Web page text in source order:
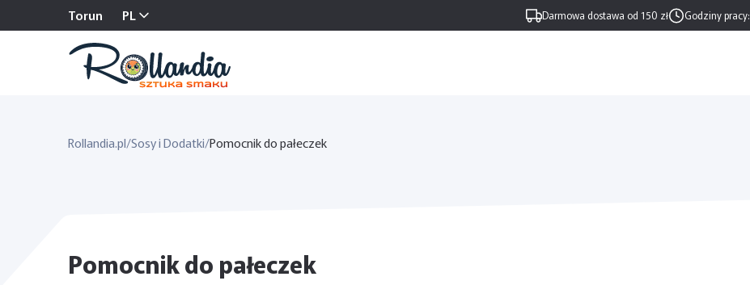
Torun PL Darmowa dostawa od 150 zł Godziny pracy:
Rollandia.pl/Sosy i Dodatki/Pomocnik do pałeczek
Pomocnik do pałeczek